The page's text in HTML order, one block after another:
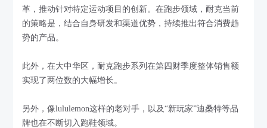
革，推动针对特定运动项目的创新。在跑步领域，耐克当前
的策略是，结合自身研发和渠道优势，持续推出符合消费趋
势的产品。
此外，在大中华区，耐克跑步系列在第四财季度整体销售额
实现了两位数的大幅增长。
另外，像lululemon这样的老对手，以及“新玩家”迪桑特等品
牌也在不断切入跑鞋领域。